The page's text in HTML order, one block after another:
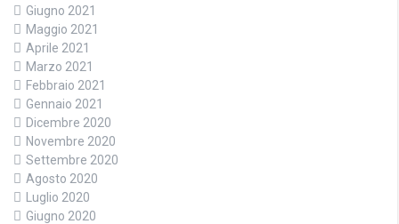
Giugno 2021
Maggio 2021
Aprile 2021
Marzo 2021
Febbraio 2021
Gennaio 2021
Dicembre 2020
Novembre 2020
Settembre 2020
Agosto 2020
Luglio 2020
Giugno 2020